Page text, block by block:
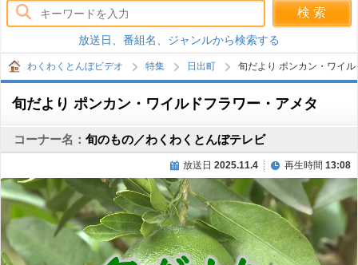
放送日、番組名、ジャンルから検索する
わくわくとんぼビデオ 特集 日出町 旬だより ポンカン・ワイ
旬だより ポンカン・ワイルドフラワー・アメタ
コーナー名： 旬のもの／わくわくとんぼテレビ
放送日 2025.11.4 再生時間 13:08